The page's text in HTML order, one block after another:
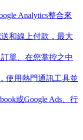
Analytics整合來
和線上付款，最大
單、在您掌控之中
使用熱門通訊工具並
或Google Ads、行